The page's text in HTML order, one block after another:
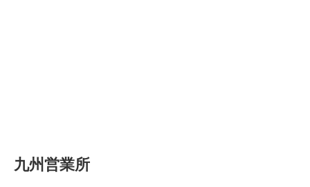
九州営業所